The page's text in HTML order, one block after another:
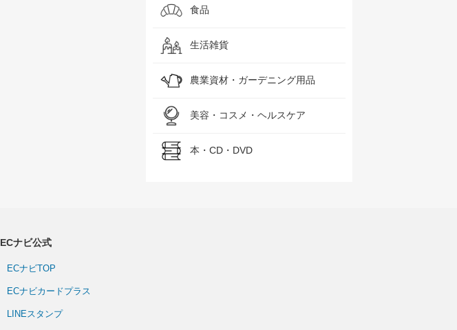
食品
生活雑貨
農業資材・ガーデニング用品
美容・コスメ・ヘルスケア
本・CD・DVD
ECナビ公式
ECナビTOP
ECナビカードプラス
LINEスタンプ